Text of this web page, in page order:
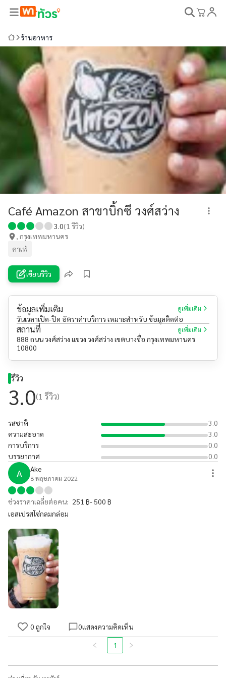
ร้านอาหาร
Café Amazon สาขาบิ้กซี วงศ์สว่าง
3.0(1 รีวิว)
, กรุงเทพมหานคร
คาเฟ่
เขียนรีวิว
ข้อมูลเพิ่มเติม ดูเพิ่มเติม
วันเวลาเปิด-ปิด อัตราค่าบริการ เหมาะสำหรับ ข้อมูลติดต่อ
สถานที่ ดูเพิ่มเติม
888 ถนน วงศ์สว่าง แขวง วงศ์สว่าง เขตบางซื่อ กรุงเทพมหานคร
10800
รีวิว
3.0(1 รีวิว)
รสชาติ
3.0
ความสะอาด
3.0
การบริการ
0.0
บรรยากาศ
0.0
A Ake
8 พฤษภาคม 2022
ช่วงราคาเฉลี่ยต่อคน: 251 ฿- 500 ฿
เอสเปรสโซ่กลมกล่อม
0 ถูกใจ 0แสดงความคิดเห็น
1